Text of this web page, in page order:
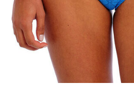
Warenkorb
Widerrufsbelehrung und -formular
Zahlungsarten